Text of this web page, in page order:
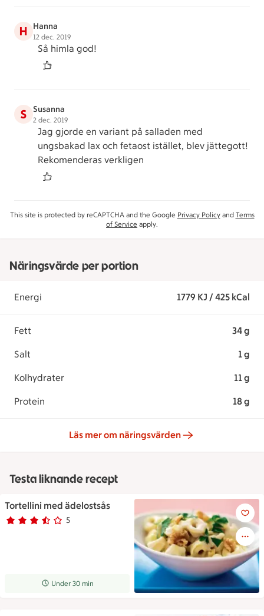
H Hanna
12 dec. 2019
Så himla god!
S Susanna
2 dec. 2019
Jag gjorde en variant på salladen med
ungsbakad lax och fetaost istället, blev jättegott!
Rekomenderas verkligen
This site is protected by reCAPTCHA and the Google Privacy Policyand Terms
of Service apply.
Näringsvärde per portion
Energi 1779 KJ / 425 kCal
Fett 34 g
Salt 1 g
Kolhydrater 11 g
Protein 18 g
Läs mer om näringsvärden
Testa liknande recept
Tortellini med ädelostsås
Betyg 3.2 av 5. 5
5 personer har röstat
Receptet tar Under 30 min att tillaga
Under 30 min
Tortellini med ädelostsås